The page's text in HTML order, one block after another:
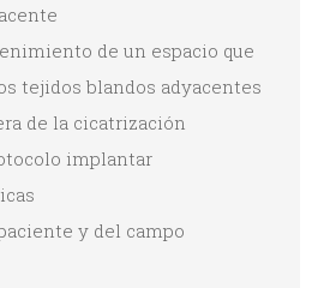
de un espacio que
tejidos blandos adyacentes
de la cicatrización
implantar
y del campo